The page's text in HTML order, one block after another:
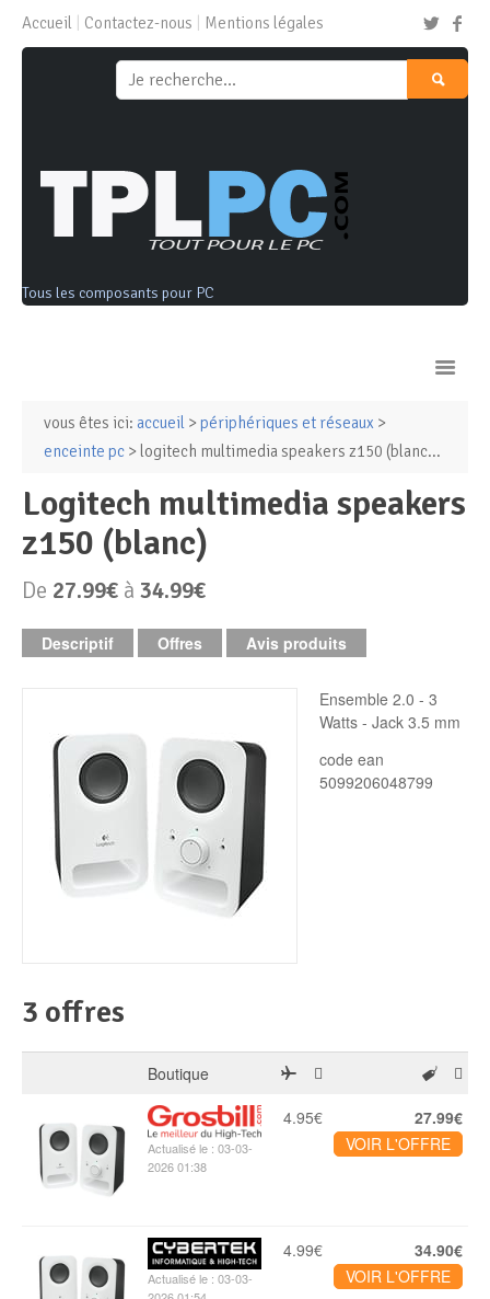
Accueil Contactez-nous Mentions légales
Tous les composants pour PC
Ordinateurs & Tablettes
PC de bureau
PC portable
Mini PC
PC en kit
Barebone
Tablettes
Alimentation PC
Boitier PC
Carte mère
Mémoire PC
Mémoire Notebook
Disque SSD
Périphériques & Réseaux
Clavier & Souris
Imprimante
Réseaux
vous êtes ici: accueil > périphériques et réseaux >
enceinte pc > logitech multimedia speakers z150 (blanc...
logitech multimedia speakers
z150 (blanc)
De 27.99€ à 34.99€
Descriptif Offres Avis produits
Ensemble 2.0 - 3
Watts - Jack 3.5 mm
code ean
5099206048799
3 offres
Boutique
Actualisé le : 03-03-
2026 01:38
4.95€
27.99€
VOIR L'OFFRE
Actualisé le : 03-03-
4.99€
34.90€
VOIR L'OFFRE